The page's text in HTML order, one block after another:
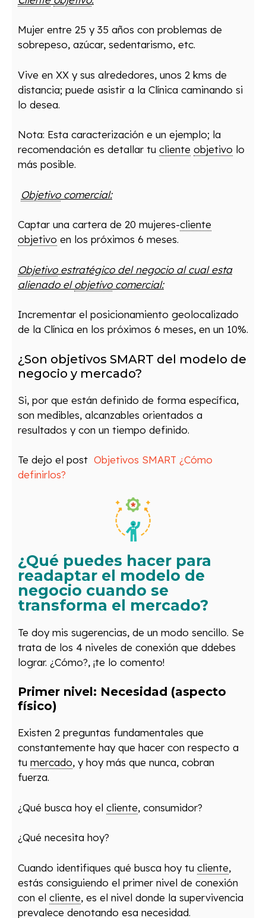
Mujer entre 25 y 35 años con problemas de
sobrepeso, azúcar, sedentarismo, etc.
Vive en XX y sus alrededores, unos 2 kms de
distancia; puede asistir a la Clínica caminando si
lo desea.
Nota: Esta caracterización e un ejemplo; la
recomendación es detallar tu cliente objetivo lo
más posible.
Objetivocomercial:
Captar una cartera de 20 mujeres-cliente
objetivo en los próximos 6 meses.
Objetivoestratégico del negocio al cual esta
alienado elobjetivocomercial:
Incrementar el posicionamiento geolocalizado
de la Clínica en los próximos 6 meses, en un 10%.
¿Son objetivos SMART del modelo de
negocio y mercado?
Si, por que están definido de forma específica,
son medibles, alcanzables orientados a
resultados y con un tiempo definido.
Te dejo el post Objetivos SMART ¿Cómo
definirlos?
¿Qué puedes hacer para
readaptar el modelo de
negocio cuando se
transforma el mercado?
Te doy mis sugerencias, de un modo sencillo. Se
trata de los 4 niveles de conexión que ddebes
lograr. ¿Cómo?, ¡te lo comento!
Primer nivel: Necesidad (aspecto
físico)
Existen 2 preguntas fundamentales que
constantemente hay que hacer con respecto a
tu mercado, y hoy más que nunca, cobran
fuerza.
¿Qué busca hoy el cliente, consumidor?
¿Qué necesita hoy?
Cuando identifiques qué busca hoy tu cliente,
estás consiguiendo el primer nivel de conexión
con el cliente, es el nivel donde la supervivencia
prevalece denotando esa necesidad.